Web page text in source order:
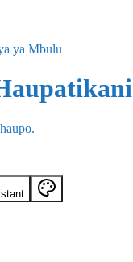
ya Mbulu